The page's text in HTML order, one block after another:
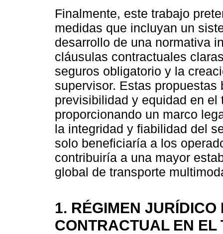
Finalmente, este trabajo
medidas que incluyan un
desarrollo de una normativa
cláusulas contractuales
seguros obligatorio y la
supervisor. Estas
previsibilidad y equidad en
proporcionando un marco
la integridad y fiabilidad del
solo beneficiaría a los
contribuiría a una mayor
global de transporte
1. RÉGIMEN
CONTRACTUAL EN